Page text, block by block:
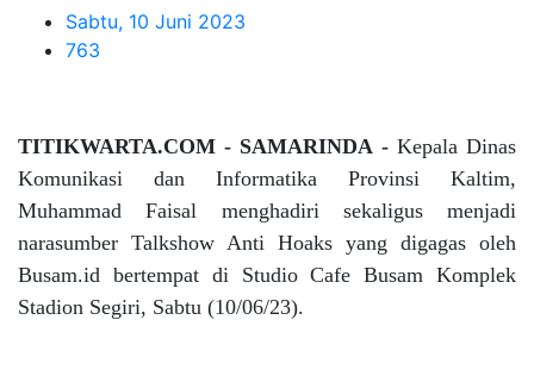
Sabtu, 10 Juni 2023
763
TITIKWARTA.COM - SAMARINDA - Kepala Dinas
Komunikasi dan Informatika Provinsi Kaltim,
Muhammad Faisal menghadiri sekaligus menjadi
narasumber Talkshow Anti Hoaks yang digagas oleh
Busam.id bertempat di Studio Cafe Busam Komplek
Stadion Segiri, Sabtu (10/06/23).